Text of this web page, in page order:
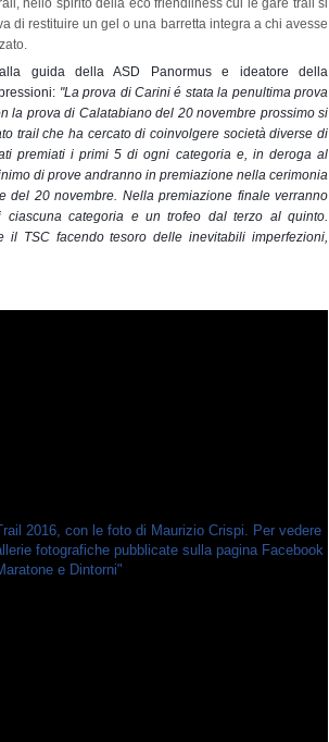
nello spirito della eco friendliness cui le gare trail si
di restituire un gel o una barretta integra a chi avesse
guida della ASD Panormus e ideatore della
"La prova di Carini é stata la penultima prova
la prova di Calatabiano del 20 novembre prossimo si
trail che ha cercato di coinvolgere società diverse di
premiati i primi 5 di ogni categoria e, in deroga al
di prove andranno in premiazione nella cerimonia
20 novembre. Nella premiazione finale verranno
categoria e un trofeo dal terzo al quinto.
il TSC facendo tesoro delle inevitabili imperfezioni,